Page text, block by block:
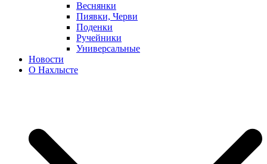
Веснянки
Пиявки, Черви
Поденки
Ручейники
Универсальные
Новости
О Нахлысте